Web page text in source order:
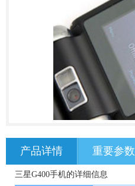
产品详情 重要参数
三星G400手机的详细信息